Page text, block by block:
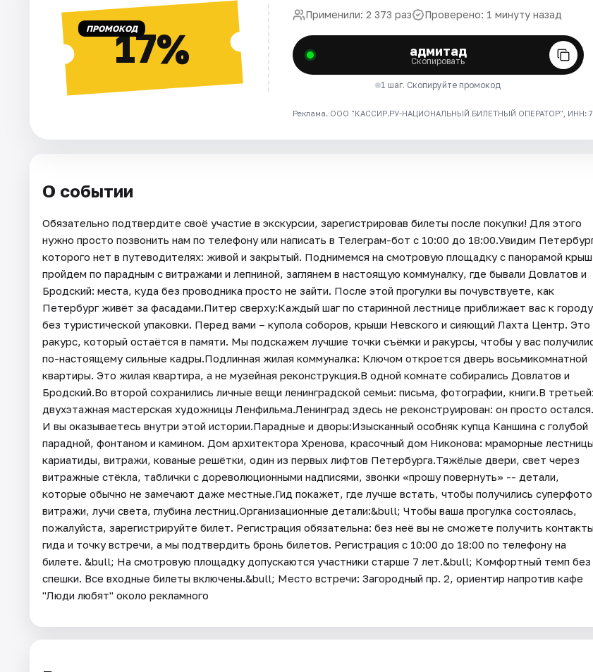
ПРОМОКОД17%
Применили: 2 373 раз Проверено: 1 минуту назад
адмитад
Скопировать
1 шаг. Скопируйте промокод
Реклама. ООО "КАССИР.РУ-НАЦИОНАЛЬНЫЙ БИЛЕТНЫЙ ОПЕРАТОР", ИНН:
О событии
Обязательно подтвердите своё участие в экскурсии, зарегистрировав билеты после покупки! Для этого
нужно просто позвонить нам по телефону или написать в Телеграм-бот с 10:00 до 18:00.Увидим
которого нет в путеводителях: живой и закрытый. Поднимемся на смотровую площадку с панорамой
пройдем по парадным с витражами и лепниной, заглянем в настоящую коммуналку, где бывали Довлатов и
Бродский: места, куда без проводника просто не зайти. После этой прогулки вы почувствуете, как
Петербург живёт за фасадами.Питер сверху:Каждый шаг по старинной лестнице приближает вас к городу
без туристической упаковки. Перед вами – купола соборов, крыши Невского и сияющий Лахта Центр. Это
ракурс, который остаётся в памяти. Мы подскажем лучшие точки съёмки и ракурсы, чтобы у вас
по-настоящему сильные кадры.Подлинная жилая коммуналка: Ключом откроется дверь восьмикомнатной
квартиры. Это жилая квартира, а не музейная реконструкция.В одной комнате собирались Довлатов и
Бродский.Во второй сохранились личные вещи ленинградской семьи: письма, фотографии, книги.В третьей:
двухэтажная мастерская художницы Ленфильма.Ленинград здесь не реконструирован: он просто остался.
И вы оказываетесь внутри этой истории.Парадные и дворы:Изысканный особняк купца Каншина с голубой
парадной, фонтаном и камином. Дом архитектора Хренова, красочный дом Никонова: мраморные
кариатиды, витражи, кованые решётки, один из первых лифтов Петербурга.Тяжёлые двери, свет через
витражные стёкла, таблички с дореволюционными надписями, звонки «прошу повернуть» -- детали,
которые обычно не замечают даже местные.Гид покажет, где лучше встать, чтобы получились
витражи, лучи света, глубина лестниц.Организационные детали:&bull; Чтобы ваша прогулка состоялась,
пожалуйста, зарегистрируйте билет. Регистрация обязательна: без неё вы не сможете получить контакты
гида и точку встречи, а мы подтвердить бронь билетов. Регистрация с 10:00 до 18:00 по телефону на
билете. &bull; На смотровую площадку допускаются участники старше 7 лет.&bull; Комфортный темп без
спешки. Все входные билеты включены.&bull; Место встречи: Загородный пр. 2, ориентир напротив кафе
"Люди любят" около рекламного